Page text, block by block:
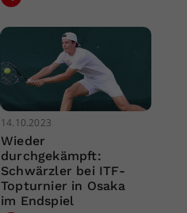
14.10.2023
Wieder
durchgekämpft:
Schwärzler bei ITF-
Topturnier in Osaka
im Endspiel